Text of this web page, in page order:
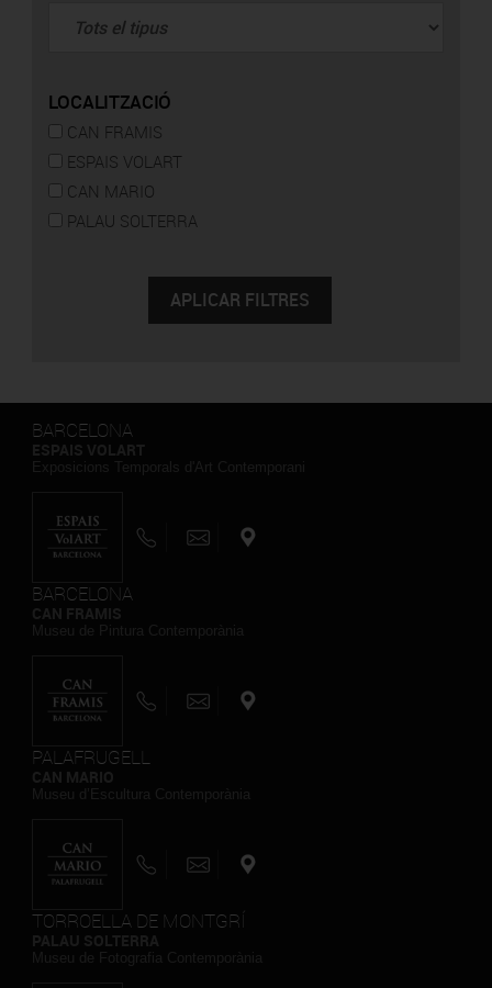
LOCALITZACIÓ
CAN FRAMIS
ESPAIS VOLART
CAN MARIO
PALAU SOLTERRA
BARCELONA
BARCELONA
PALAFRUGELL
TORROELLA DE MONTGRÍ